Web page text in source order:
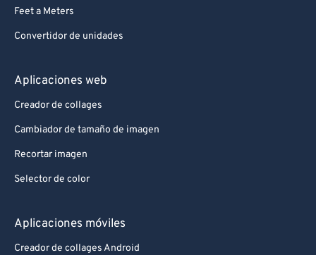
Feet a Meters
Convertidor de unidades
Aplicaciones web
Creador de collages
Cambiador de tamaño de imagen
Recortar imagen
Selector de color
Aplicaciones móviles
Creador de collages Android